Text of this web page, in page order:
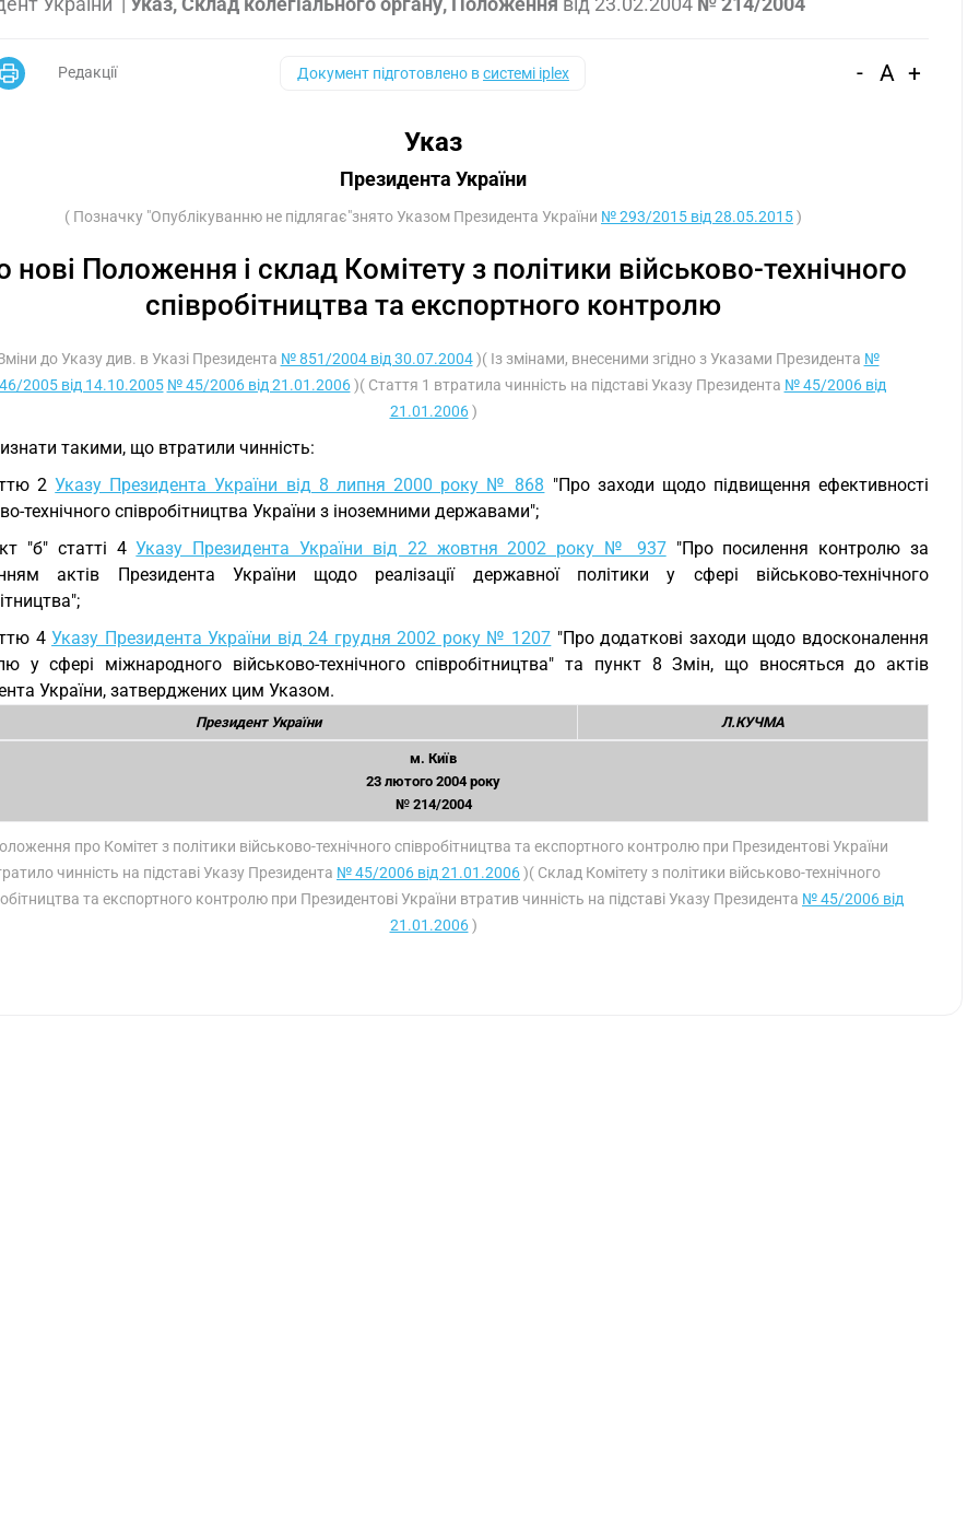
Редакції Документ підготовлено всистемі iplex - A +
Указ
Президента України
( Позначку "Опублікуванню не підлягає"знято Указом Президента України № 293/2015 від 28.05.2015)
нові Положення і склад Комітету з політики військово-технічного
співробітництва та експортного контролю
до Указу див. в Указі Президента № 851/2004 від 30.07.2004)( Із змінами, внесеними згідно з Указами Президента №
2005 від 14.10.2005 № 45/2006 від 21.01.2006)( Стаття 1 втратила чинність на підставі Указу Президента № 45/2006 від
21.01.2006)
такими, що втратили чинність:
2Указу Президента України від 8 липня 2000 року № 868 "Про заходи щодо підвищення ефективності
технічного співробітництва України з іноземними державами";
"б" статті 4Указу Президента України від 22 жовтня 2002 року № 937"Про посилення контролю за
актів Президента України щодо реалізації державної політики у сфері військово-технічного
4Указу Президента України від 24 грудня 2002 року № 1207 "Про додаткові заходи щодо вдосконалення
у сфері міжнародного військово-технічного співробітництва" та пункт 8 Змін, що вносяться до актів
України, затверджених цим Указом.
Президент України Л.КУЧМА
м. Київ
23 лютого 2004 року
№ 214/2004
про Комітет з політики військово-технічного співробітництва та експортного контролю при Президентові України
чинність на підставі Указу Президента № 45/2006 від 21.01.2006)( Склад Комітету з політики військово-технічного
та експортного контролю при Президентові України втратив чинність на підставі Указу Президента № 45/2006 від
21.01.2006)